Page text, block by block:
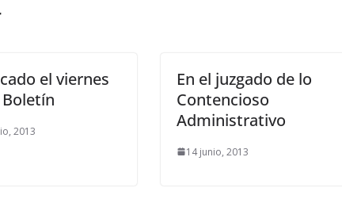
el viernes
2013
En el juzgado de lo
Contencioso
Administrativo
14 junio, 2013